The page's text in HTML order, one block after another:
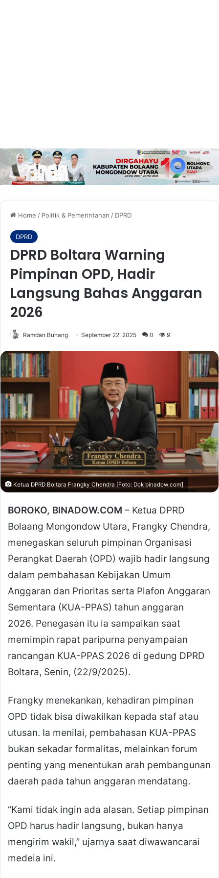
Home / Politik & Pemerintahan / DPRD
DPRD
DPRD Boltara Warning
Pimpinan OPD, Hadir
Langsung Bahas Anggaran
2026
Ramdan Buhang September 22, 2025 0 9
Ketua DPRD Boltara Frangky Chendra [Foto: Dok binadow.com]
BOROKO, BINADOW.COM – Ketua DPRD
Bolaang Mongondow Utara, Frangky Chendra,
menegaskan seluruh pimpinan Organisasi
Perangkat Daerah (OPD) wajib hadir langsung
dalam pembahasan Kebijakan Umum
Anggaran dan Prioritas serta Plafon Anggaran
Sementara (KUA-PPAS) tahun anggaran
2026. Penegasan itu ia sampaikan saat
memimpin rapat paripurna penyampaian
rancangan KUA-PPAS 2026 di gedung DPRD
Boltara, Senin, (22/9/2025).
Frangky menekankan, kehadiran pimpinan
OPD tidak bisa diwakilkan kepada staf atau
utusan. Ia menilai, pembahasan KUA-PPAS
bukan sekadar formalitas, melainkan forum
penting yang menentukan arah pembangunan
daerah pada tahun anggaran mendatang.
“Kami tidak ingin ada alasan. Setiap pimpinan
OPD harus hadir langsung, bukan hanya
mengirim wakil,” ujarnya saat diwawancarai
medeia ini.